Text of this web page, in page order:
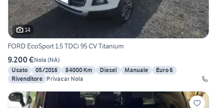
14
FORD EcoSport 1.5 TDCi 95 CV Titanium
9.200 €Nola (NA)
Usato
05/2016 84000 Km Diesel Manuale
Euro 6
Rivenditore Privacar Nola